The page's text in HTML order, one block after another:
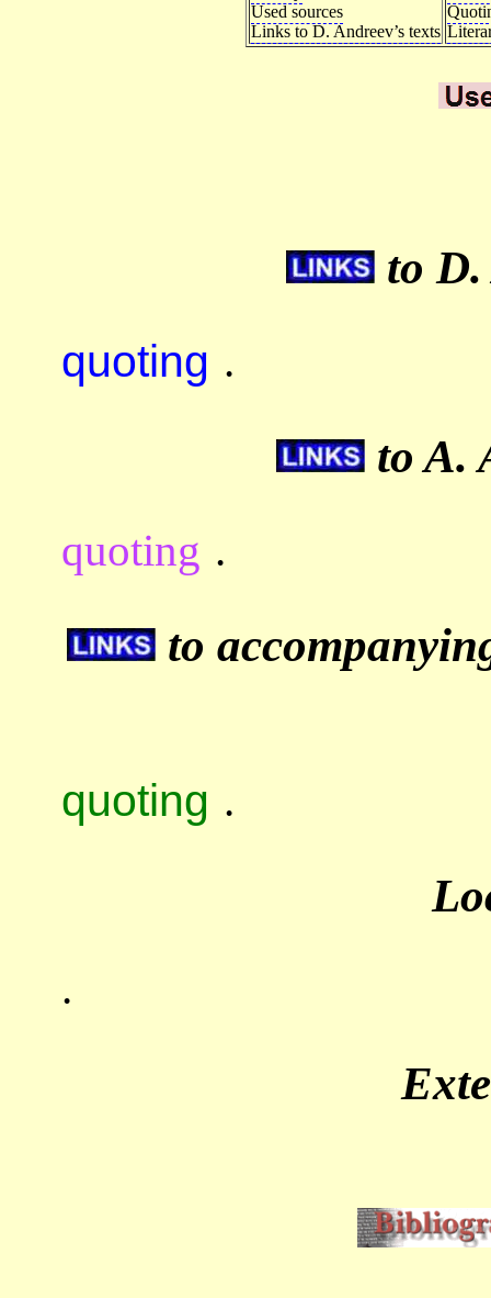
Used sources
Links to D. Andreev’s texts
to D.
quoting .
to A.
quoting .
to
quoting .
.